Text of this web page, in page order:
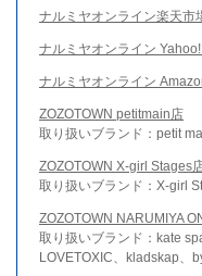
ナルミヤオンライン楽天市
ナルミヤオンライン
ナルミヤオンライン
ZOZOTOWN petitmain店
取り扱いブランド：petit
ZOZOTOWN X-girl Stages
取り扱いブランド：X-girl
ZOZOTOWN NARUMIYA
取り扱いブランド：kate
LOVETOXIC、kladskap、